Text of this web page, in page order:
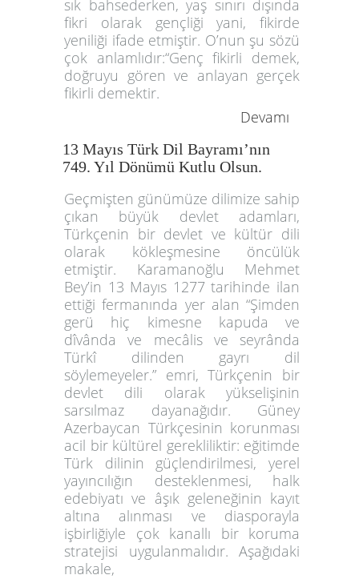
sık bahsederken, yaş sınırı dışında
fikri olarak gençliği yani, fikirde
yeniliği ifade etmiştir. O’nun şu sözü
çok anlamlıdır:“Genç fikirli demek,
doğruyu gören ve anlayan gerçek
fikirli demektir.
Devamı
13 Mayıs Türk Dil Bayramı’nın
749. Yıl Dönümü Kutlu Olsun.
Geçmişten günümüze dilimize sahip
çıkan büyük devlet adamları,
Türkçenin bir devlet ve kültür dili
olarak kökleşmesine öncülük
etmiştir. Karamanoğlu Mehmet
Bey’in 13 Mayıs 1277 tarihinde ilan
ettiği fermanında yer alan “Şimden
gerü hiç kimesne kapuda ve
dîvânda ve mecâlis ve seyrânda
Türkî dilinden gayrı dil
söylemeyeler.” emri, Türkçenin bir
devlet dili olarak yükselişinin
sarsılmaz dayanağıdır. Güney
Azerbaycan Türkçesinin korunması
acil bir kültürel gerekliliktir: eğitimde
Türk dilinin güçlendirilmesi, yerel
yayıncılığın desteklenmesi, halk
edebiyatı ve âşık geleneğinin kayıt
altına alınması ve diasporayla
işbirliğiyle çok kanallı bir koruma
stratejisi uygulanmalıdır. Aşağıdaki
makale,